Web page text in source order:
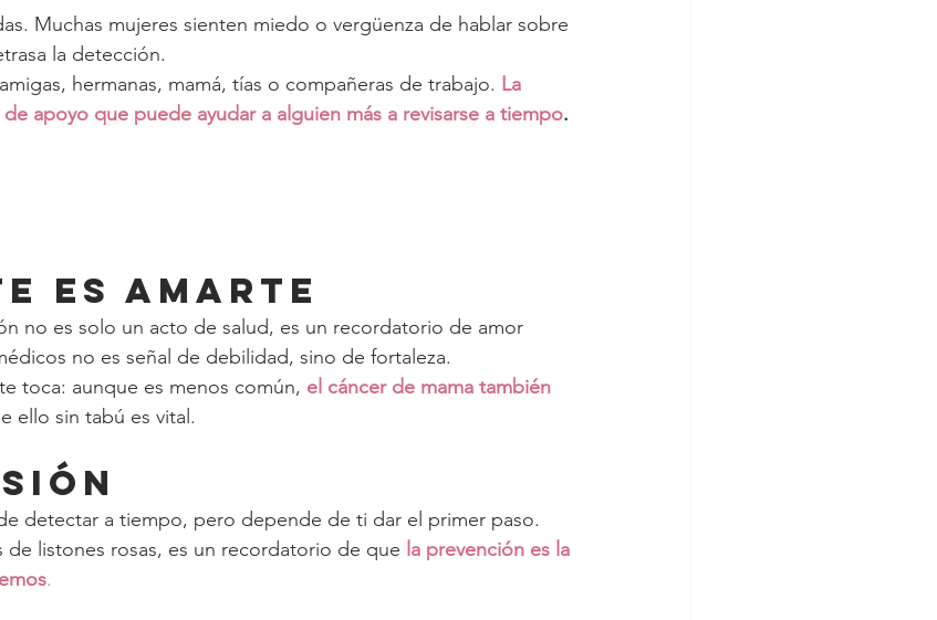
Muchas mujeres sienten miedo o vergüenza de hablar sobre
la detección.
hermanas, mamá, tías o compañeras de trabajo. La
apoyo que puede ayudar a alguien más a revisarse a tiempo.
es amarte
no es solo un acto de salud, es un recordatorio de amor
no es señal de debilidad, sino de fortaleza.
toca: aunque es menos común, el cáncer de mama también
ello sin tabú es vital.
detectar a tiempo, pero depende de ti dar el primer paso.
listones rosas, es un recordatorio de que la prevención es la
.